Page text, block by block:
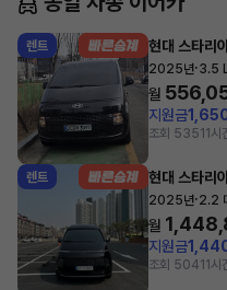
렌트 현대 스타리
2025년·3.5
월
지원금
조회 53511시
렌트 현대 스타리
2025년·2.2
월
지원금
조회 50411시